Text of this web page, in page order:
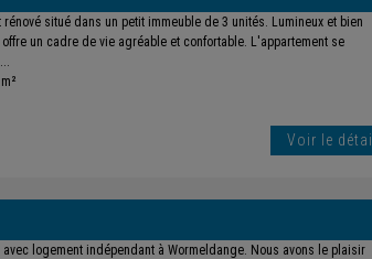
rénové situé dans un petit immeuble de 3 unités. Lumineux et bien
un cadre de vie agréable et confortable. L'appartement se
Voir le détail
avec logement indépendant à Wormeldange. Nous avons le plaisir